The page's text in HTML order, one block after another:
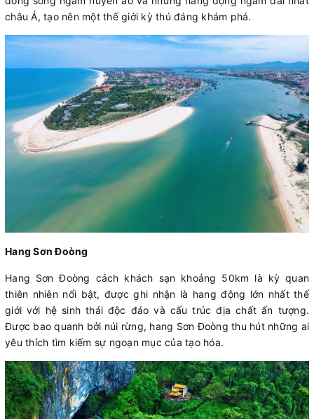
châu Á, tạo nên một thế giới kỳ thú đáng khám phá.
Hang Sơn Đoòng
Hang Sơn Đoòng cách khách sạn khoảng 50km là kỳ quan
thiên nhiên nổi bật, được ghi nhận là hang động lớn nhất thế
giới với hệ sinh thái độc đáo và cấu trúc địa chất ấn tượng.
Được bao quanh bởi núi rừng, hang Sơn Đoòng thu hút những ai
yêu thích tìm kiếm sự ngoạn mục của tạo hóa.